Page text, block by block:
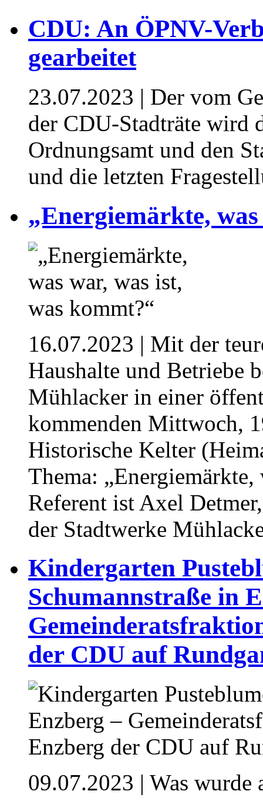
CDU: An ÖPNV-
gearbeitet
23.07.2023 | Der vom
der CDU-Stadträte wird
Ordnungsamt und den
und die letzten
„Energiemärkte,
16.07.2023 | Mit der
Haushalte und Betriebe
Mühlacker in einer
kommenden Mittwoch,
Historische Kelter
Thema:
Referent ist Axel
der Stadtwerke
Kindergarten
Schumannstraße in
der CDU auf
09.07.2023 | Was wurde